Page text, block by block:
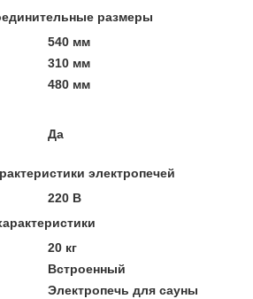
размеры
540 мм
310 мм
480 мм
Да
электропечей
220 В
20 кг
Встроенный
Электропечь для сауны